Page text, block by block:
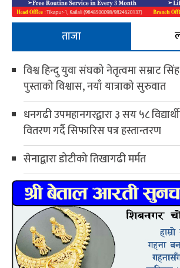
ताजा
विश्व हिन्दु युवा संघको नेतृत्वमा सम्राट
पुस्ताको विश्वास, नयाँ यात्राको सुरुवात
धनगढी उपमहानगरद्वारा ३ सय ५८
वितरण गर्दै सिफारिस पत्र हस्तान्तरण
सेनाद्वारा डोटीको तिखागढी मर्मत